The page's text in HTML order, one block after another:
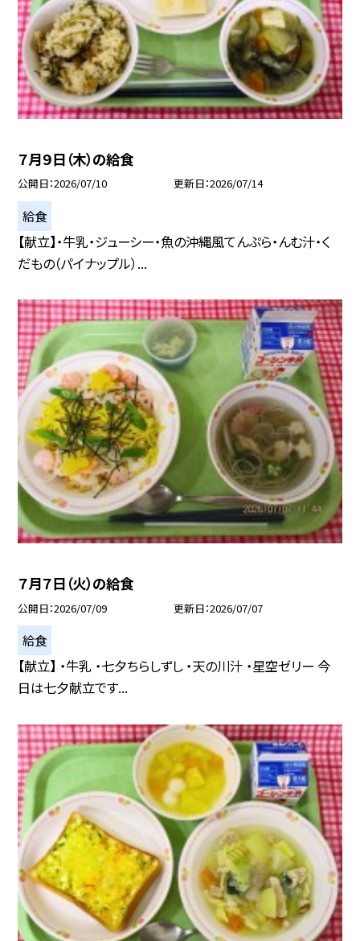
７月９日（木）の給食
公開日 2026/07/10 更新日 2026/07/14
給食
【献立】・牛乳・ジューシー・魚の沖縄風てんぷら・んむ汁・く
だもの（パイナップル）...
７月７日（火）の給食
公開日 2026/07/09 更新日 2026/07/07
給食
【献立】 ・牛乳 ・七夕ちらしずし ・天の川汁 ・星空ゼリー 今
日は七夕献立です...